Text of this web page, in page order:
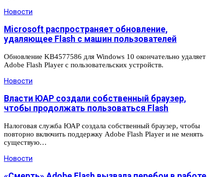
Новости
Microsoft распространяет обновление,
удаляющее Flash с машин пользователей
Обновление KB4577586 для Windows 10 окончательно удаляет
Adobe Flash Player с пользовательских устройств.
Новости
Власти ЮАР создали собственный браузер,
чтобы продолжать пользоваться Flash
Налоговая служба ЮАР создала собственный браузер, чтобы
повторно включить поддержку Adobe Flash Player и не менять
существую…
Новости